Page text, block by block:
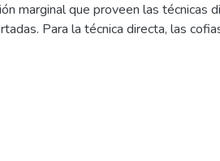
marginal que proveen las técnicas
Para la técnica directa, las
modelo de yeso; y para la